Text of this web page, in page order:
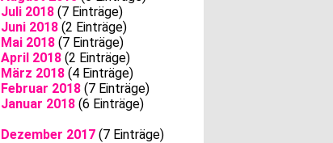
Juli 2018(7 Einträge)
Juni 2018(2 Einträge)
Mai 2018(7 Einträge)
April 2018(2 Einträge)
März 2018(4 Einträge)
Februar 2018(7 Einträge)
Januar 2018(6 Einträge)
Dezember 2017(7 Einträge)